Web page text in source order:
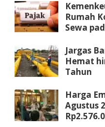
Rumah
Sewa
Jargas
Hemat
Tahun
Harga
Agustus